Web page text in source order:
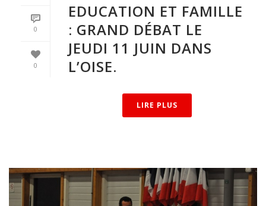
0
0
EDUCATION ET FAMILLE
: GRAND DÉBAT LE
JEUDI 11 JUIN DANS
L’OISE.
LIRE PLUS